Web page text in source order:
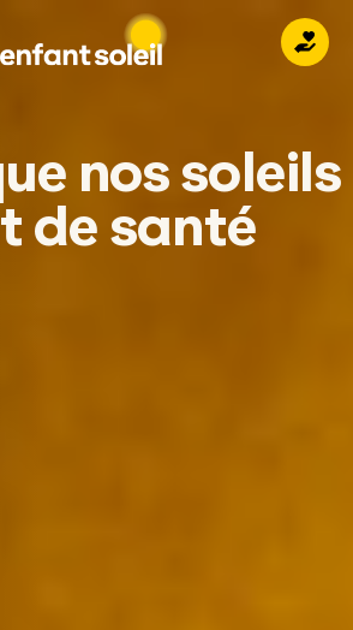
nos soleils
de santé